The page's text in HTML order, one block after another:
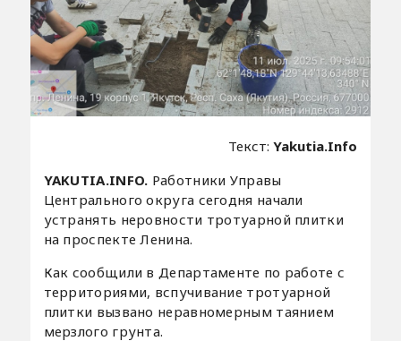
Текст:Yakutia.Info
YAKUTIA.INFO. Работники Управы
Центрального округа сегодня начали
устранять неровности тротуарной плитки
на проспекте Ленина.
Как сообщили в Департаменте по работе с
территориями, вспучивание тротуарной
плитки вызвано неравномерным таянием
мерзлого грунта.